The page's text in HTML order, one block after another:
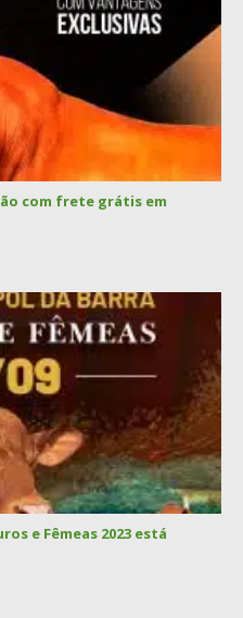
com frete grátis em
e Fêmeas 2023 está